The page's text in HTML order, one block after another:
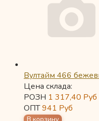
Вултайм 466
Цена склада:
РОЗН 1 317,40 Руб
ОПТ941 Руб